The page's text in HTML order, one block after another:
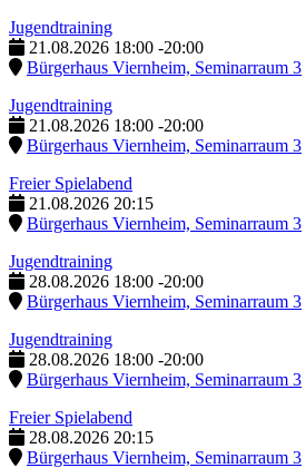
Jugendtraining
21.08.2026 18:00 -20:00
Bürgerhaus Viernheim, Seminarraum 3
Jugendtraining
21.08.2026 18:00 -20:00
Bürgerhaus Viernheim, Seminarraum 3
Freier Spielabend
21.08.2026 20:15
Bürgerhaus Viernheim, Seminarraum 3
Jugendtraining
28.08.2026 18:00 -20:00
Bürgerhaus Viernheim, Seminarraum 3
Jugendtraining
28.08.2026 18:00 -20:00
Bürgerhaus Viernheim, Seminarraum 3
Freier Spielabend
28.08.2026 20:15
Bürgerhaus Viernheim, Seminarraum 3